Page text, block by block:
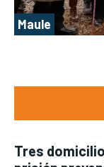
Tres
Maule